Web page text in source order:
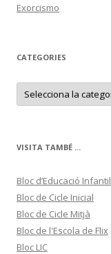
Exorcismo
CATEGORIES
C
t
r
i
VISITA TAMBÉ ...
Bloc d’Educació Infantil
Bloc de Cicle Inicial
Bloc de Cicle Mitjà
Bloc de l'Escola de Flix
Bloc LIC